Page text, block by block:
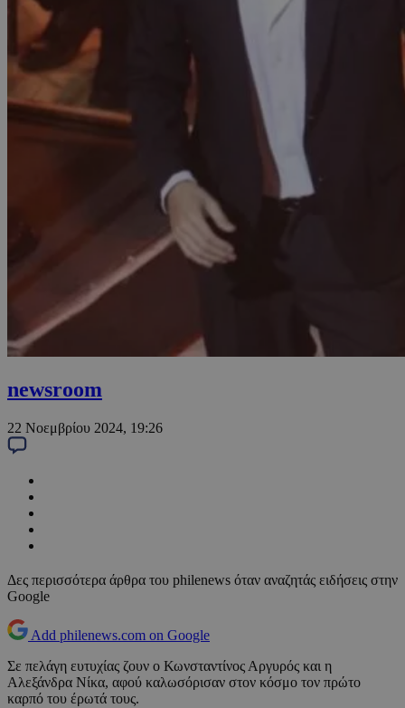
newsroom
22 Νοεμβρίου 2024, 19:26
Δες περισσότερα άρθρα του philenews όταν αναζητάς ειδήσεις στην
Google
Add philenews.com on Google
Σε πελάγη ευτυχίας ζουν ο Κωνσταντίνος Αργυρός και η
Αλεξάνδρα Νίκα, αφού καλωσόρισαν στον κόσμο τον πρώτο
καρπό του έρωτά τους.